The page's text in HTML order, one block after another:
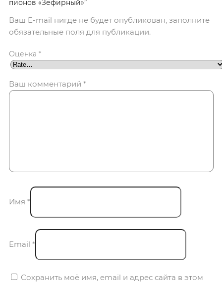
пионов «Зефирный»”
Ваш E-mail нигде не будет опубликован, заполните
обязательные поля для публикации.
Оценка *
Ваш комментарий *
Имя *
Email *
Сохранить моё имя, email и адрес сайта в этом